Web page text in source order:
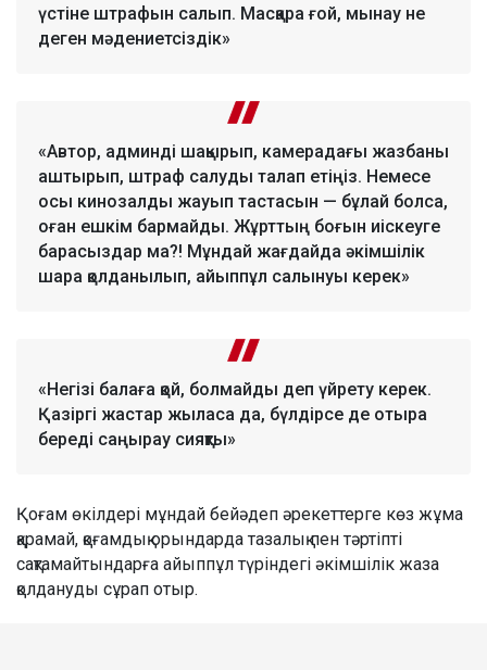
үстіне штрафын салып. Масқара ғой, мынау не
деген мәдениетсіздік»
«Автор, админді шақырып, камерадағы жазбаны
аштырып, штраф салуды талап етіңіз. Немесе
осы кинозалды жауып тастасын — бұлай болса,
оған ешкім бармайды. Жұрттың боғын иіскеуге
барасыздар ма?! Мұндай жағдайда әкімшілік
шара қолданылып, айыппұл салынуы керек»
«Негізі балаға қой, болмайды деп үйрету керек.
Қазіргі жастар жыласа да, бүлдірсе де отыра
береді саңырау сияқты»
Қоғам өкілдері мұндай бейәдеп әрекеттерге көз жұма
қарамай, қоғамдық орындарда тазалық пен тәртіпті
сақтамайтындарға айыппұл түріндегі әкімшілік жаза
қолдануды сұрап отыр.